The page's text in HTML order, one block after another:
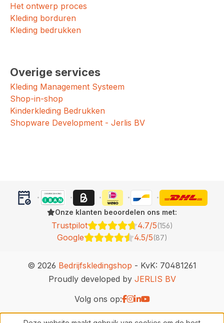
Het ontwerp proces
Kleding borduren
Kleding bedrukken
Overige services
Kleding Management Systeem
Shop-in-shop
Kinderkleding Bedrukken
Shopware Development - Jerlis BV
Onze klanten beoordelen ons met:
Trustpilot 4.7/5(156)
Google 4.5/5(87)
© 2026 Bedrijfskledingshop - KvK: 70481261
Proudly developed by JERLIS BV
Volg ons op: